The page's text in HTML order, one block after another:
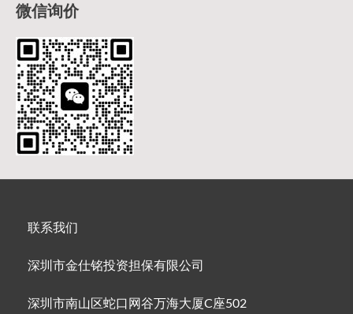
微信询价
联系我们
深圳市金仕铭投资担保有限公司
深圳市南山区蛇口网谷万海大厦C座502